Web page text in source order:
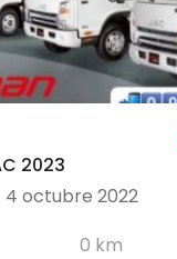
2023
4 octubre 2022
0 km